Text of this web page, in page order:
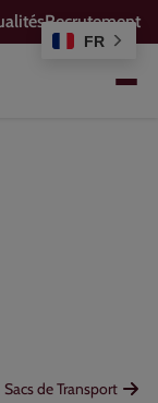
FR
Recrutement
Sacs de Transport